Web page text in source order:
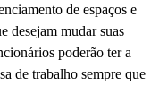
de espaços e
desejam mudar suas
poderão ter a
de trabalho sempre que